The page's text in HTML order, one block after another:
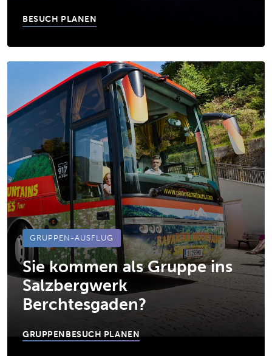
BESUCH PLANEN
GRUPPEN-AUSFLUG
Sie kommen als Gruppe ins
Salzbergwerk
Berchtesgaden?
GRUPPENBESUCH PLANEN